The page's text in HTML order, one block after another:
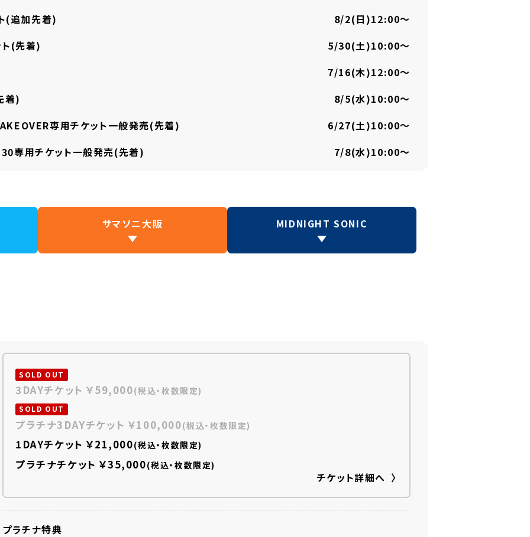
(追加先着)
8/2(日)12:00〜
ト(先着)
5/30(土)10:00〜
7/16(木)12:00〜
着)
8/5(水)10:00〜
専用チケット一般発売(先着)
6/27(土)10:00～
専用チケット一般発売(先着) 7/8(水)10:00～
サマソニ大阪 MIDNIGHT SONIC
3DAYチケット ￥59,000(税込・枚数限定)
プラチナ3DAYチケット ￥100,000(税込・枚数限定)
1DAYチケット ￥21,000(税込・枚数限定)
プラチナチケット ￥35,000(税込・枚数限定)
チケット詳細へ
プラチナ特典